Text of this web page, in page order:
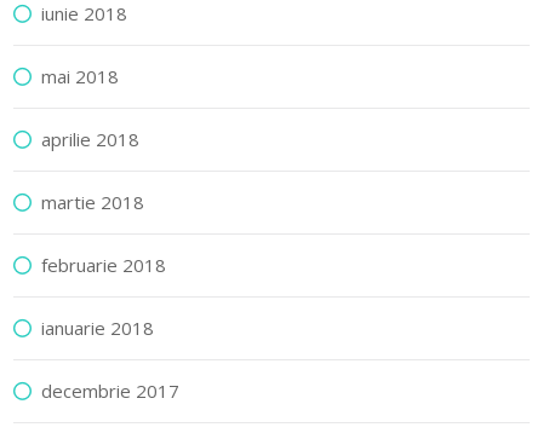
iunie 2018
mai 2018
aprilie 2018
martie 2018
februarie 2018
ianuarie 2018
decembrie 2017